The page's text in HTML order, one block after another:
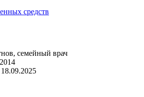
средств
семейный врач